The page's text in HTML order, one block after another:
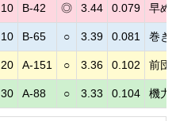
10 B-42 ◎ 3.44 0.079 早め
10 B-65 ○ 3.39 0.081 巻き
20 A-151 ○ 3.36 0.102 前団
30 A-88 ○ 3.33 0.104 機力